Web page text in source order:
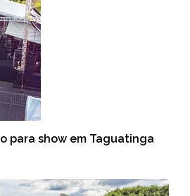
para show em Taguatinga